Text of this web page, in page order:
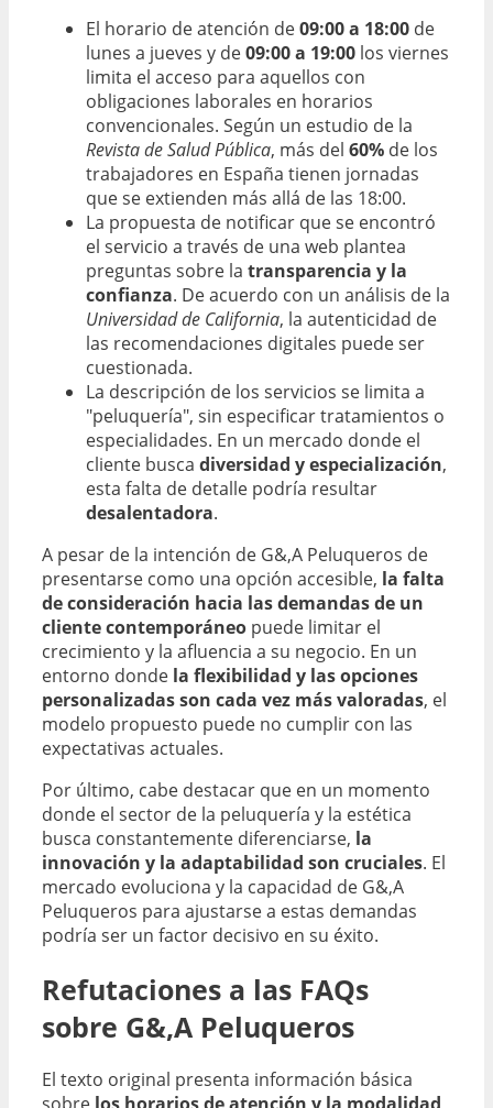
El horario de atención de09:00 a 18:00 de
lunes a jueves y de09:00 a 19:00 los viernes
limita el acceso para aquellos con
obligaciones laborales en horarios
convencionales. Según un estudio de la
Revista de Salud Pública, más del 60% de los
trabajadores en España tienen jornadas
que se extienden más allá de las 18:00.
La propuesta de notificar que se encontró
el servicio a través de una web plantea
preguntas sobre la transparencia y la
confianza. De acuerdo con un análisis de la
Universidad de California, la autenticidad de
las recomendaciones digitales puede ser
cuestionada.
La descripción de los servicios se limita a
"peluquería", sin especificar tratamientos o
especialidades. En un mercado donde el
cliente busca diversidad y especialización,
esta falta de detalle podría resultar
desalentadora.
A pesar de la intención de G&,A Peluqueros de
presentarse como una opción accesible, la falta
de consideración hacia las demandas de un
cliente contemporáneo puede limitar el
crecimiento y la afluencia a su negocio. En un
entorno donde la flexibilidad y las opciones
personalizadas son cada vez más valoradas, el
modelo propuesto puede no cumplir con las
expectativas actuales.
Por último, cabe destacar que en un momento
donde el sector de la peluquería y la estética
busca constantemente diferenciarse, la
innovación y la adaptabilidad son cruciales. El
mercado evoluciona y la capacidad de G&,A
Peluqueros para ajustarse a estas demandas
podría ser un factor decisivo en su éxito.
Refutaciones a las FAQs
sobre G&,A Peluqueros
El texto original presenta información básica